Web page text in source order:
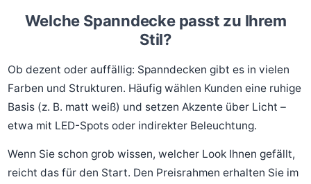
Welche Spanndecke passt zu Ihrem
Stil?
Ob dezent oder auffällig: Spanndecken gibt es in vielen
Farben und Strukturen. Häufig wählen Kunden eine ruhige
Basis (z. B. matt weiß) und setzen Akzente über Licht –
etwa mit LED-Spots oder indirekter Beleuchtung.
Wenn Sie schon grob wissen, welcher Look Ihnen gefällt,
reicht das für den Start. Den Preisrahmen erhalten Sie im